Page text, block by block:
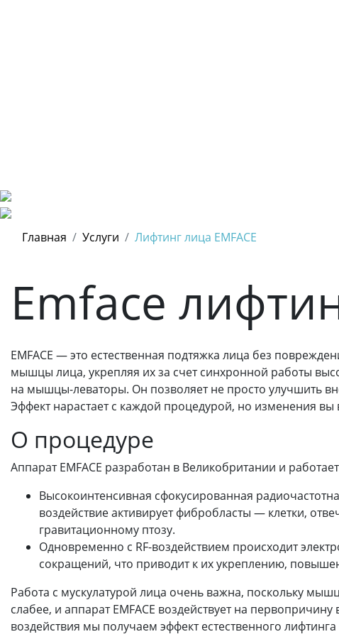
Главная Услуги Лифтинг лица EMFACE
Emface
EMFACE — это естественная подтяжка лица без
мышцы лица, укрепляя их за счет синхронной работы
на мышцы-леваторы. Он позволяет не просто улучшить
Эффект нарастает с каждой процедурой, но изменения вы
О процедуре
Аппарат EMFACE разработан в Великобритании и
Высокоинтенсивная сфокусированная
воздействие активирует фибробласты — клетки,
гравитационному птозу.
Одновременно с RF-воздействием происходит
сокращений, что приводит к их укреплению,
Работа с мускулатурой лица очень важна, поскольку
слабее, и аппарат EMFACE воздействует на
воздействия мы получаем эффект естественного